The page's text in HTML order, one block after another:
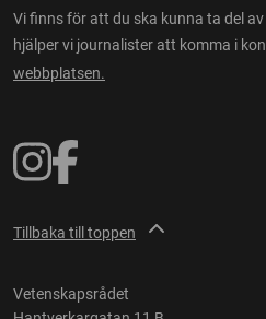
Vi finns för att du ska kunna ta del
hjälper vi journalister att komma i
webbplatsen.
Tillbaka till toppen
Vetenskapsrådet